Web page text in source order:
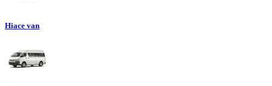
Hiace van